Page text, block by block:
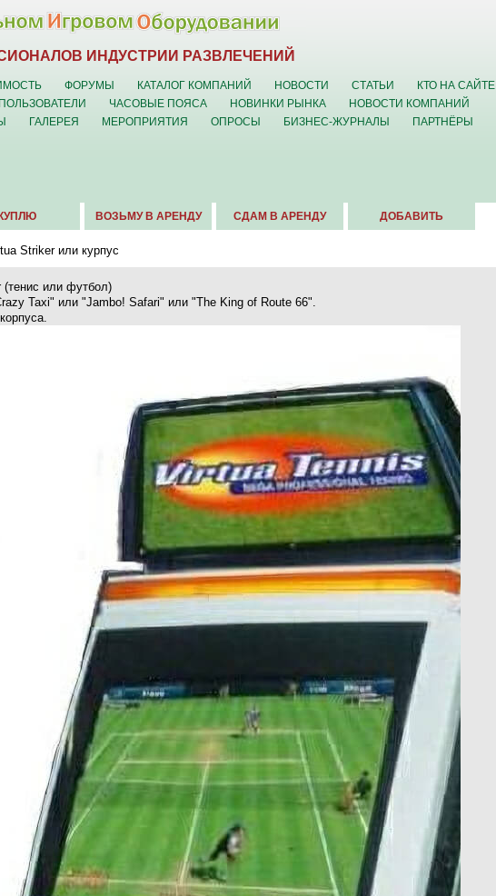
ИНДУСТРИИ РАЗВЛЕЧЕНИЙ
ФОРУМЫ КАТАЛОГ КОМПАНИЙ НОВОСТИ СТАТЬИ
КТО НА САЙТЕ
ПОЛЬЗОВАТЕЛИ ЧАСОВЫЕ ПОЯСА НОВИНКИ РЫНКА
НОВОСТИ КОМПАНИЙ
ГАЛЕРЕЯ МЕРОПРИЯТИЯ ОПРОСЫ БИЗНЕС-ЖУРНАЛЫ
ПАРТНЁРЫ
КУПЛЮ ВОЗЬМУ В АРЕНДУ СДАМ В АРЕНДУ ДОБАВИТЬ
Striker или курпус
или футбол)
Taxi" или "Jambo! Safari" или "The King of Route 66".